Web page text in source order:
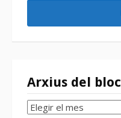
Arxius del bloc
Arxius